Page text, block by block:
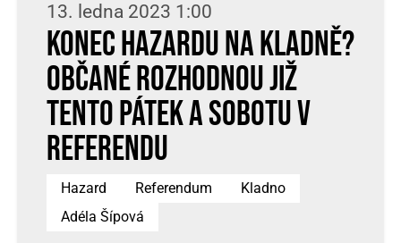
13. ledna 2023 1:00
Konec hazardu na Kladně?
Občané rozhodnou již
tento pátek a sobotu v
referendu
Hazard Referendum
Kladno
Adéla Šípová